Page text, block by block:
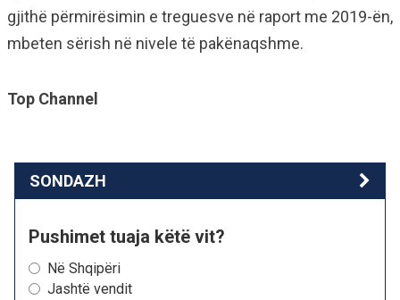
gjithë përmirësimin e treguesve në raport me 2019-ën,
mbeten sërish në nivele të pakënaqshme.
Top Channel
SONDAZH
Pushimet tuaja këtë vit?
Në Shqipëri
Jashtë vendit